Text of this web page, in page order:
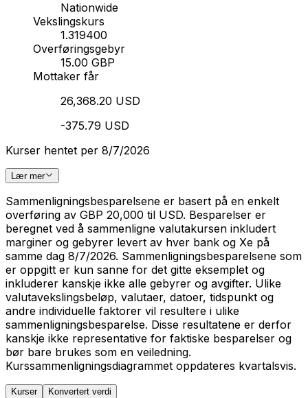
Nationwide
Vekslingskurs
1.319400
Overføringsgebyr
15.00 GBP
Mottaker får
26,368.20 USD
-375.79 USD
Kurser hentet per 8/7/2026
Lær mer
Sammenligningsbesparelsene er basert på en enkelt
overføring av GBP 20,000 til USD. Besparelser er
beregnet ved å sammenligne valutakursen inkludert
marginer og gebyrer levert av hver bank og Xe på
samme dag 8/7/2026. Sammenligningsbesparelsene som
er oppgitt er kun sanne for det gitte eksemplet og
inkluderer kanskje ikke alle gebyrer og avgifter. Ulike
valutavekslingsbeløp, valutaer, datoer, tidspunkt og
andre individuelle faktorer vil resultere i ulike
sammenligningsbesparelse. Disse resultatene er derfor
kanskje ikke representative for faktiske besparelser og
bør bare brukes som en veiledning.
Kurssammenligningsdiagrammet oppdateres kvartalsvis.
Kurser Konvertert verdi